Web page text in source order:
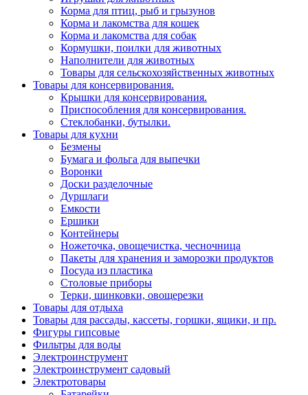
Корма для птиц, рыб и грызунов
Корма и лакомства для кошек
Корма и лакомства для собак
Кормушки, поилки для животных
Наполнители для животных
Товары для сельскохозяйственных животных
Товары для консервирования.
Крышки для консервирования.
Приспособления для консервирования.
Стеклобанки, бутылки.
Товары для кухни
Безмены
Бумага и фольга для выпечки
Воронки
Доски разделочные
Дуршлаги
Емкости
Ершики
Контейнеры
Ножеточка, овощечистка, чесночница
Пакеты для хранения и заморозки продуктов
Посуда из пластика
Столовые приборы
Терки, шинковки, овощерезки
Товары для отдыха
Товары для рассады, кассеты, горшки, ящики, и пр.
Фигуры гипсовые
Фильтры для воды
Электроинструмент
Электроинструмент садовый
Электротовары